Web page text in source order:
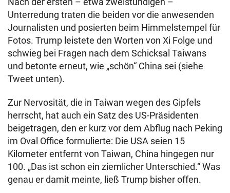
Unterredung traten die beiden vor die anwesenden
Journalisten und posierten beim Himmelstempel für
Fotos. Trump leistete den Worten von Xi Folge und
schwieg bei Fragen nach dem Schicksal Taiwans
und betonte erneut, wie „schön“ China sei (siehe
Tweet unten).
Zur Nervosität, die in Taiwan wegen des Gipfels
herrscht, hat auch ein Satz des US-Präsidenten
beigetragen, den er kurz vor dem Abflug nach Peking
im Oval Office formulierte: Die USA seien 15
Kilometer entfernt von Taiwan, China hingegen nur
100. „Das ist schon ein ziemlicher Unterschied.“ Was
genau er damit meinte, ließ Trump bisher offen.